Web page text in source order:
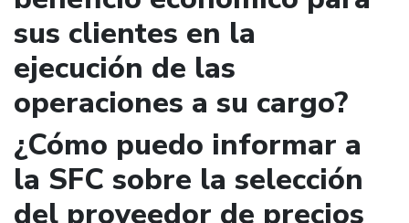
sus clientes en la
ejecución de las
operaciones a su cargo?
¿Cómo puedo informar a
la SFC sobre la selección
del proveedor de precios